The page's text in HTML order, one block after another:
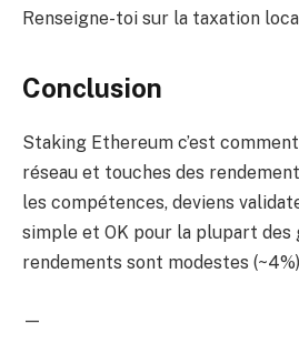
Renseigne-toi sur la taxation
Conclusion
Staking Ethereum c’est
réseau et touches des
les compétences, deviens
simple et OK pour la plupart des
rendements sont modestes
—